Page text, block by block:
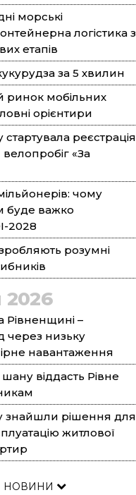
морські
логістика з
етапів
за 5 хвилин
ринок мобільних
орієнтири
стартувала реєстрація
«За
чому
буде важко
2028
розумні
2026
Рівненщині –
через низьку
навантаження
віддасть Рівне
знайшли рішення для
житлової
НОВИНИ